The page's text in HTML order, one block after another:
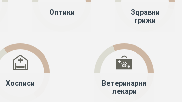
Оптики
Здравни
грижи
Хосписи
Ветеринарни
лекари